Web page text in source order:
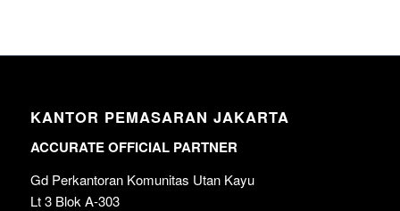
KANTOR PEMASARAN JAKARTA
ACCURATE OFFICIAL PARTNER
Gd Perkantoran Komunitas Utan Kayu
Lt 3 Blok A-303